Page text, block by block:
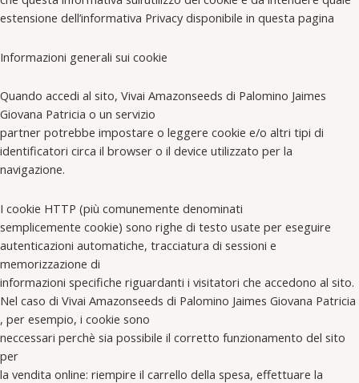
estensione dell’informativa Privacy disponibile in questa pagina
Informazioni generali sui cookie
Quando accedi al sito, Vivai Amazonseeds di Palomino Jaimes
Giovana Patricia o un servizio
partner potrebbe impostare o leggere cookie e/o altri tipi di
identificatori circa il browser o il device utilizzato per la
navigazione.
I cookie HTTP (più comunemente denominati
semplicemente cookie) sono righe di testo usate per eseguire
autenticazioni automatiche, tracciatura di sessioni e
memorizzazione di
informazioni specifiche riguardanti i visitatori che accedono al sito.
Nel caso di Vivai Amazonseeds di Palomino Jaimes Giovana Patricia
, per esempio, i cookie sono
neccessari perchè sia possibile il corretto funzionamento del sito
per
la vendita online: riempire il carrello della spesa, effettuare la